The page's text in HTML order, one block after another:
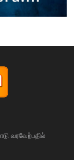
வரவேற்பதில்